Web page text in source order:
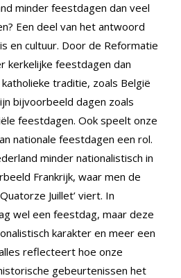
minder feestdagen dan veel
Een deel van het antwoord
en cultuur. Door de Reformatie
kerkelijke feestdagen dan
traditie, zoals België
bijvoorbeeld dagen zoals
feestdagen. Ook speelt onze
nationale feestdagen een rol.
minder nationalistisch in
Frankrijk, waar men de
Juillet’ viert. In
wel een feestdag, maar deze
karakter en meer een
reflecteert hoe onze
gebeurtenissen het